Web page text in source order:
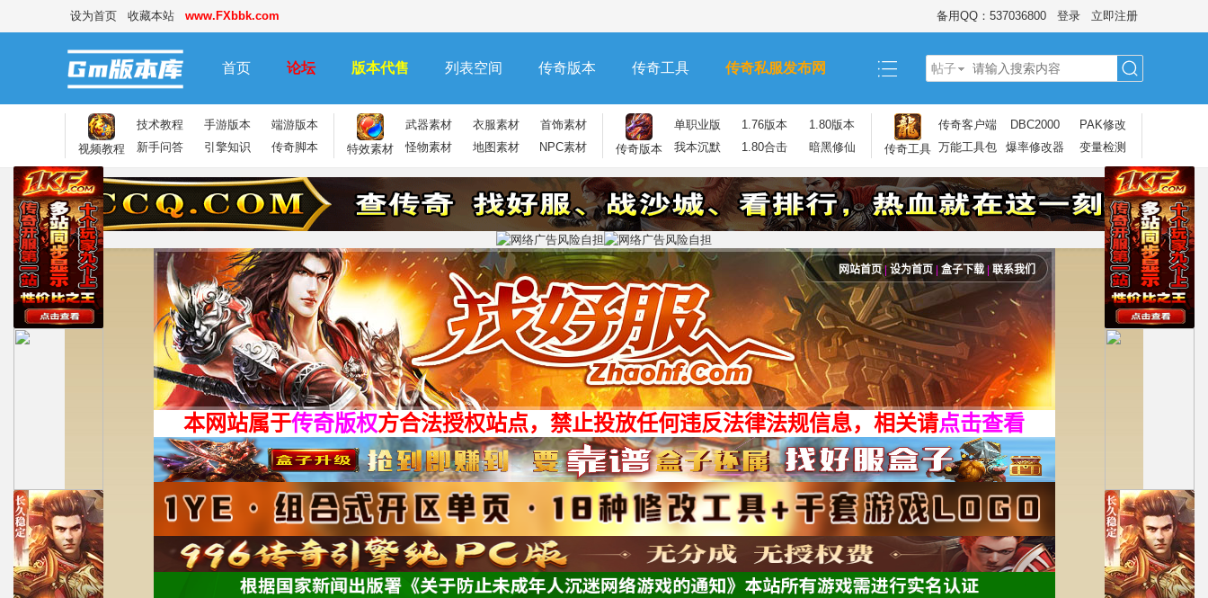
设为首页 收藏本站 www.FXbbk.com 备用QQ：537036800 登录 立即注册
首页 论坛 版本代售 列表空间 传奇版本 传奇工具 传奇私服发布网 帖子
索
视频教程
技术教程 手游版本
端游版本
新手问答
引擎知识 传奇脚本 特效素材
武器素材 衣服素材
首饰素材
怪物素材
地图素材 NPC素材 传奇版本
单职业版 1.76版本
1.80版本
我本沉默
1.80合击 暗黑修仙 传奇工具
传奇客户端 DBC2000
PAK修改
万能工具包
爆率修改器 变量检测